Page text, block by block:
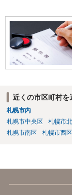
近くの市区町村を
札幌市内
札幌市中央区
札幌市
札幌市南区
札幌市西区